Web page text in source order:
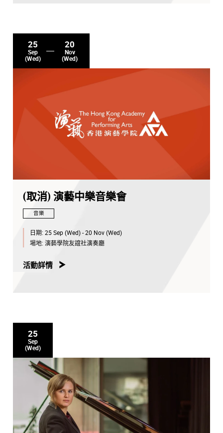
25
Sep
(Wed)
20
Nov
(Wed)
(取消) 演藝中樂音樂會
音樂
日期: 25 Sep (Wed) - 20 Nov (Wed)
場地: 演藝學院友誼社演奏廳
活動詳情
25
Sep
(Wed)